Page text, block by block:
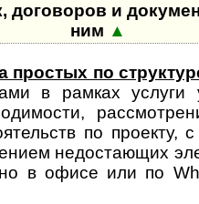
договоров и
ним ▲
простых по
в рам­ках услуги
по
недо­ста­ющих
в офисе или по